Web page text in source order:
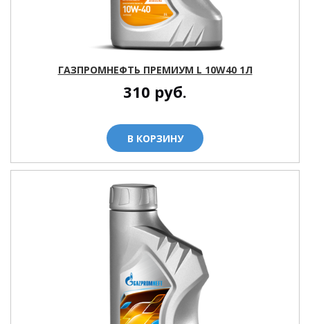
ГАЗПРОМНЕФТЬ ПРЕМИУМ L 10W40 1Л
310 руб.
В КОРЗИНУ